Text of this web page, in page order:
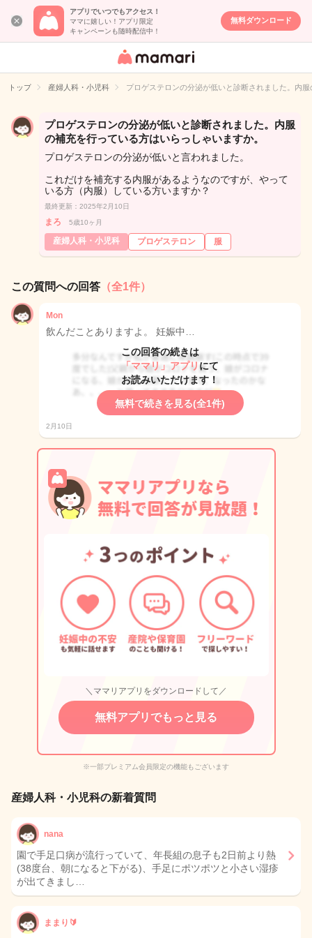
アプリでいつでもアクセス！
ママに嬉しい！アプリ限定
キャンペーンも随時配信中！
無料ダウンロード
女性専用匿名QA
イト
トップ 産婦人科・小児科 プロゲステロンの分泌が低いと診断されました。内
プロゲステロンの分泌が低いと診断されました。内服
の補充を行っている方はいらっしゃいますか。
プロゲステロンの分泌が低いと言われました。
これだけを補充する内服があるようなのですが、やって
いる方（内服）している方いますか？
最終更新：2025年2月10日
まろ 5歳10ヶ月
産婦人科・小児科 プロゲステロン 服
この質問への回答 （全1件）
Mon
飲んだことありますよ。 妊娠中…
この回答の続きは
「ママリ」アプリ にて
お読みいただけます！
無料で続きを見る(全1件)
2月10日
＼ママリアプリをダウンロードして／
無料アプリでもっと見る
※一部プレミアム会員限定の機能もございます
産婦人科・小児科の新着質問
nana
園で手足口病が流行っていて、年長組の息子も2日前より熱
(38度台、朝になると下がる)、手足にポツポツと小さい湿疹
が出てきまし…
ままり🔰